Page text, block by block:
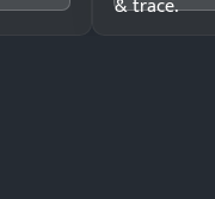
& trace.